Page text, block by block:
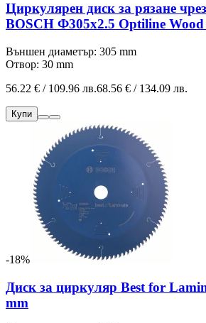
Циркулярен диск за рязане
BOSCH Ф305х2.5 Optiline Wood
Външен диаметър: 305 mm
Отвор: 30 mm
56.22 € / 109.96 лв.68.56 € / 134.09 лв.
Купи
-18%
Диск за циркуляр Best for
mm